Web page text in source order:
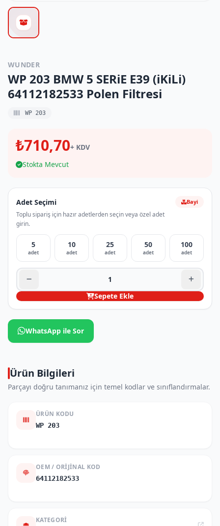
WUNDER
WP 203 BMW 5 SERiE E39 (iKiLi)
64112182533 Polen Filtresi
WP 203
₺710,70+ KDV
Stokta Mevcut
Adet Seçimi
Toplu sipariş için hazır adetlerden seçin veya özel adet
girin.
Bayi
5
adet
10
adet
25
adet
50
adet
100
adet
Sepete Ekle
WhatsApp ile Sor
Ürün Bilgileri
Parçayı doğru tanımanız için temel kodlar ve sınıflandırmalar.
ÜRÜN KODU
WP 203
OEM / ORIJINAL KOD
64112182533
KATEGORI